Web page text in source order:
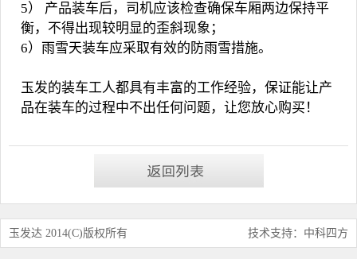
5） 产品装车后，司机应该检查确保车厢两边保持平
衡，不得出现较明显的歪斜现象；
6）雨雪天装车应采取有效的防雨雪措施。
玉发的装车工人都具有丰富的工作经验，保证能让产
品在装车的过程中不出任何问题，让您放心购买！
玉发达 2014(C)版权所有 技术支持：中科四方